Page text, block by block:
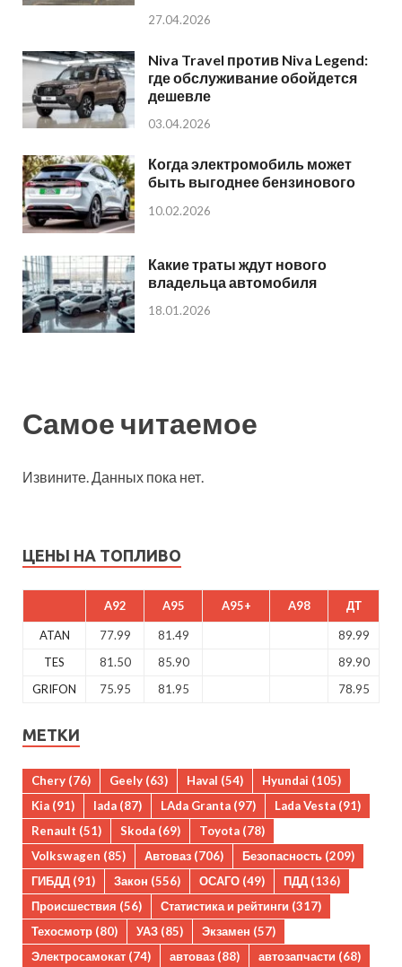
27.04.2026
Niva Travel против Niva Legend:
где обслуживание обойдется
дешевле
03.04.2026
Когда электромобиль может
быть выгоднее бензинового
10.02.2026
Какие траты ждут нового
владельца автомобиля
18.01.2026
Самое читаемое
Извините. Данных пока нет.
ЦЕНЫ НА ТОПЛИВО
A92 A95 A95+ A98 ДТ
ATAN 77.99 81.49
89.99
TES
81.50 85.90
89.90
GRIFON
75.95 81.95 78.95
МЕТКИ
Chery (76) Geely (63) Haval (54) Hyundai (105)
Kia (91) lada (87) LAda Granta (97) Lada Vesta (91)
Renault (51) Skoda (69) Toyota (78)
Volkswagen (85) Автоваз (706) Безопасность (209)
ГИБДД (91) Закон (556) ОСАГО (49) ПДД (136)
Происшествия (56) Статистика и рейтинги (317)
Техосмотр (80) УАЗ (85) Экзамен (57)
Электросамокат (74) автоваз (88) автозапчасти (68)